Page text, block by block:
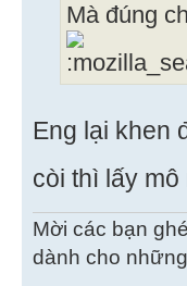
Mà đúng
Eng lại khen
còi thì lấy
Mời các bạn
dành cho